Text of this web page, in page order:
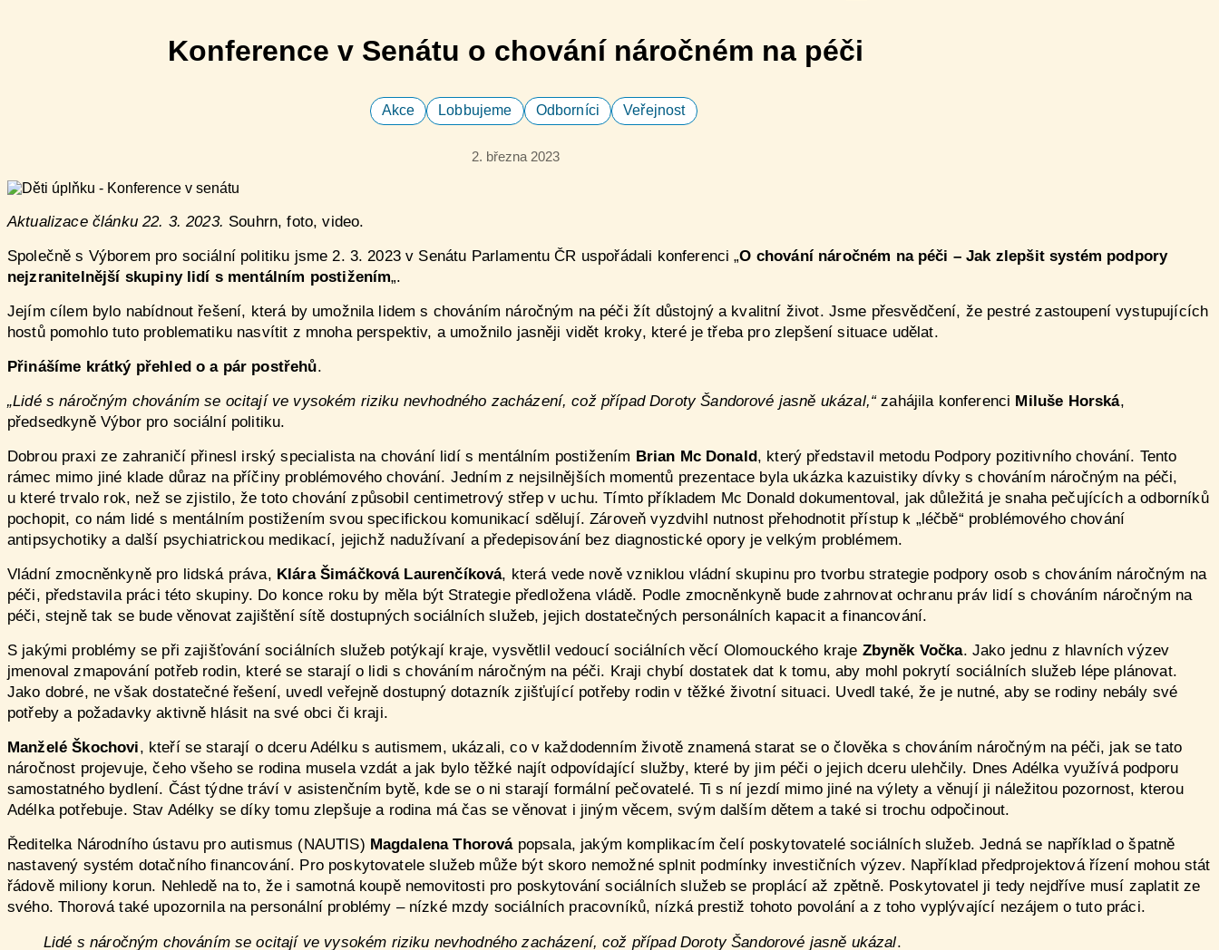
Konference v Senátu o chování náročném na péči
Akce Lobbujeme Odborníci Veřejnost
2. března 2023
Aktualizace článku 22. 3. 2023. Souhrn, foto, video.
Společně s Výborem pro sociální politiku jsme 2. 3. 2023 v Senátu Parlamentu ČR uspořádali konferenci „O chování náročném na péči – Jak zlepšit systém podpory
nejzranitelnější skupiny lidí s mentálním postižením„.
Jejím cílem bylo nabídnout řešení, která by umožnila lidem s chováním náročným na péči žít důstojný a kvalitní život. Jsme přesvědčení, že pestré zastoupení vystupujících
hostů pomohlo tuto problematiku nasvítit z mnoha perspektiv, a umožnilo jasněji vidět kroky, které je třeba pro zlepšení situace udělat.
Přinášíme krátký přehled o a pár postřehů.
„Lidé s náročným chováním se ocitají ve vysokém riziku nevhodného zacházení, což případ Doroty Šandorové jasně ukázal,“zahájila konferenci Miluše Horská,
předsedkyně Výbor pro sociální politiku.
Dobrou praxi ze zahraničí přinesl irský specialista na chování lidí s mentálním postižením Brian Mc Donald , který představil metodu Podpory pozitivního chování. Tento
rámec mimo jiné klade důraz na příčiny problémového chování. Jedním z nejsilnějších momentů prezentace byla ukázka kazuistiky dívky s chováním náročným na péči,
u které trvalo rok, než se zjistilo, že toto chování způsobil centimetrový střep v uchu. Tímto příkladem Mc Donald dokumentoval, jak důležitá je snaha pečujících a odborníků
pochopit, co nám lidé s mentálním postižením svou specifickou komunikací sdělují. Zároveň vyzdvihl nutnost přehodnotit přístup k „léčbě“ problémového chování
antipsychotiky a další psychiatrickou medikací, jejichž nadužívaní a předepisování bez diagnostické opory je velkým problémem.
Vládní zmocněnkyně pro lidská práva, Klára Šimáčková Laurenčíková, která vede nově vzniklou vládní skupinu pro tvorbu strategie podpory osob s chováním náročným na
péči, představila práci této skupiny. Do konce roku by měla být Strategie předložena vládě. Podle zmocněnkyně bude zahrnovat ochranu práv lidí s chováním náročným na
péči, stejně tak se bude věnovat zajištění sítě dostupných sociálních služeb, jejich dostatečných personálních kapacit a financování.
S jakými problémy se při zajišťování sociálních služeb potýkají kraje, vysvětlil vedoucí sociálních věcí Olomouckého kraje Zbyněk Vočka. Jako jednu z hlavních výzev
jmenoval zmapování potřeb rodin, které se starají o lidi s chováním náročným na péči. Kraji chybí dostatek dat k tomu, aby mohl pokrytí sociálních služeb lépe plánovat.
Jako dobré, ne však dostatečné řešení, uvedl veřejně dostupný dotazník zjišťující potřeby rodin v těžké životní situaci. Uvedl také, že je nutné, aby se rodiny nebály své
potřeby a požadavky aktivně hlásit na své obci či kraji.
Manželé Škochovi, kteří se starají o dceru Adélku s autismem, ukázali, co v každodenním životě znamená starat se o člověka s chováním náročným na péči, jak se tato
náročnost projevuje, čeho všeho se rodina musela vzdát a jak bylo těžké najít odpovídající služby, které by jim péči o jejich dceru ulehčily. Dnes Adélka využívá podporu
samostatného bydlení. Část týdne tráví v asistenčním bytě, kde se o ni starají formální pečovatelé. Ti s ní jezdí mimo jiné na výlety a věnují ji náležitou pozornost, kterou
Adélka potřebuje. Stav Adélky se díky tomu zlepšuje a rodina má čas se věnovat i jiným věcem, svým dalším dětem a také si trochu odpočinout.
Ředitelka Národního ústavu pro autismus (NAUTIS) Magdalena Thorovápopsala, jakým komplikacím čelí poskytovatelé sociálních služeb. Jedná se například o špatně
nastavený systém dotačního financování. Pro poskytovatele služeb může být skoro nemožné splnit podmínky investičních výzev. Například předprojektová řízení mohou stát
řádově miliony korun. Nehledě na to, že i samotná koupě nemovitosti pro poskytování sociálních služeb se proplácí až zpětně. Poskytovatel ji tedy nejdříve musí zaplatit ze
svého. Thorová také upozornila na personální problémy – nízké mzdy sociálních pracovníků, nízká prestiž tohoto povolání a z toho vyplývající nezájem o tuto práci.
Lidé s náročným chováním se ocitají ve vysokém riziku nevhodného zacházení, což případ Doroty Šandorové jasně ukázal.